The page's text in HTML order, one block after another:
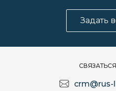
Задать
crm@rus-